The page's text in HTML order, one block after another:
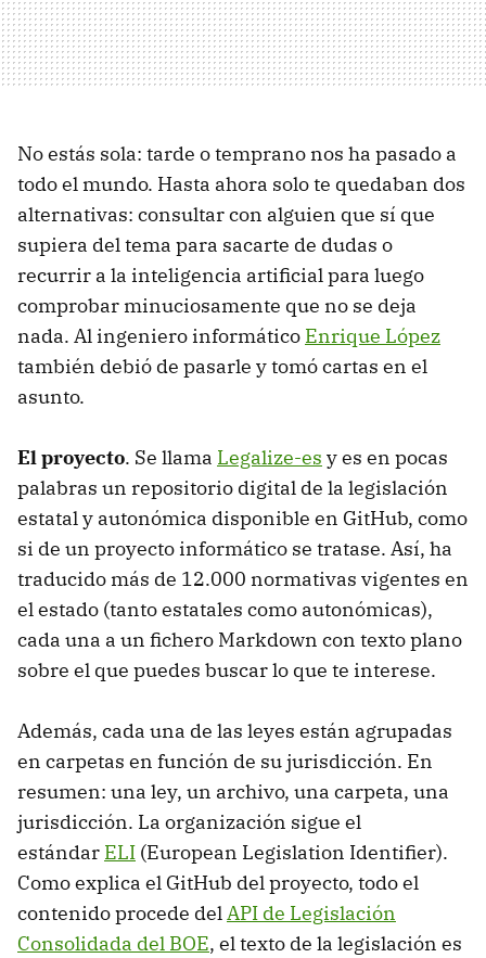
No estás sola: tarde o temprano nos ha pasado a
todo el mundo. Hasta ahora solo te quedaban dos
alternativas: consultar con alguien que sí que
supiera del tema para sacarte de dudas o
recurrir a la inteligencia artificial para luego
comprobar minuciosamente que no se deja
nada. Al ingeniero informático Enrique López
también debió de pasarle y tomó cartas en el
asunto.
El proyecto. Se llama Legalize-es y es en pocas
palabras un repositorio digital de la legislación
estatal y autonómica disponible en GitHub, como
si de un proyecto informático se tratase. Así, ha
traducido más de 12.000 normativas vigentes en
el estado (tanto estatales como autonómicas),
cada una a un fichero Markdown con texto plano
sobre el que puedes buscar lo que te interese.
Además, cada una de las leyes están agrupadas
en carpetas en función de su jurisdicción. En
resumen: una ley, un archivo, una carpeta, una
jurisdicción. La organización sigue el
estándar ELI (European Legislation Identifier).
Como explica el GitHub del proyecto, todo el
contenido procede delAPI de Legislación
Consolidada del BOE, el texto de la legislación es